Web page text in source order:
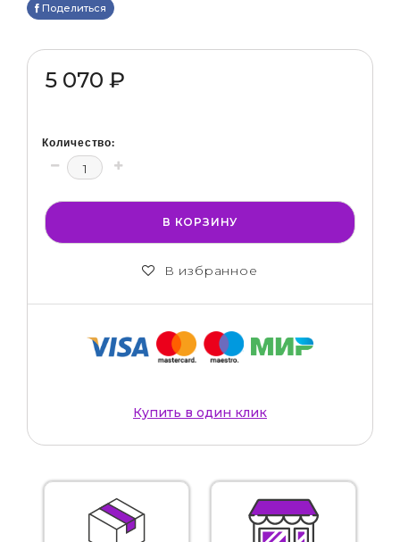
Поделиться
5 070 ₽
Количество:
В КОРЗИНУ
В избранное
Купить в один клик